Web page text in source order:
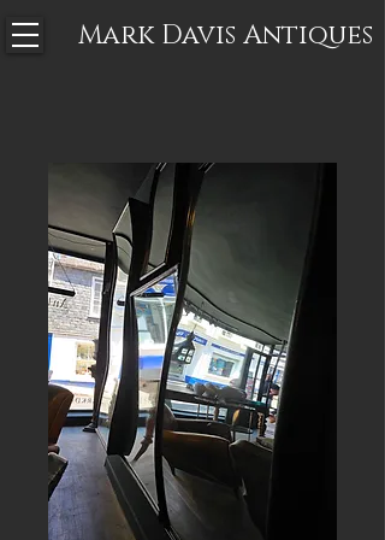
Mark Davis Antiques